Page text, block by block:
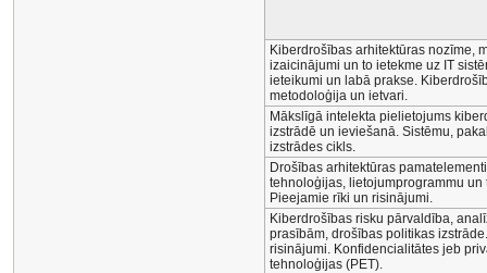
Kiberdrošības arhitektūras nozīme,
izaicinājumi un to ietekme uz IT
ieteikumi un labā prakse.
metodoloģija un ietvari.
Mākslīgā intelekta pielietojums
izstrādē un ieviešanā. Sistēmu,
izstrādes cikls.
Drošības arhitektūras
tehnoloģijas, lietojumprogrammu un
Pieejamie rīki un risinājumi.
Kiberdrošības risku pārvaldība,
prasībām, drošības politikas
risinājumi. Konfidencialitātes jeb
tehnoloģijas (PET).